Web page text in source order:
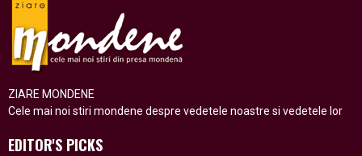
ZIARE MONDENE
Cele mai noi stiri mondene despre vedetele noastre si vedetele lor
EDITOR'S PICKS